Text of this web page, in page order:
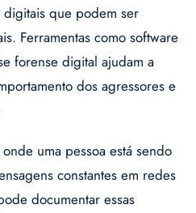
que podem ser
Ferramentas como software
forense digital ajudam a
dos agressores e
uma pessoa está sendo
constantes em redes
documentar essas